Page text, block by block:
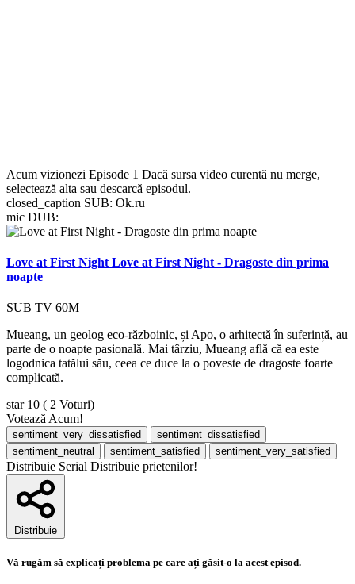
Acum vizionezi Episode 1 Dacă sursa video curentă nu merge,
selectează alta sau descarcă episodul.
closed_caption SUB: Ok.ru
mic DUB:
Love at First Night Love at First Night - Dragoste din prima
noapte
SUB TV 60M
Mueang, un geolog eco-războinic, și Apo, o arhitectă în suferință, au
parte de o noapte pasională. Mai târziu, Mueang află că ea este
logodnica tatălui său, ceea ce duce la o poveste de dragoste foarte
complicată.
star 10 ( 2 Voturi)
Votează Acum!
sentiment_very_dissatisfied
sentiment_dissatisfied
sentiment_neutral
sentiment_satisfied sentiment_very_satisfied
Distribuie Serial Distribuie prietenilor!
Distribuie
Vă rugăm să explicați problema pe care ați găsit-o la acest episod.